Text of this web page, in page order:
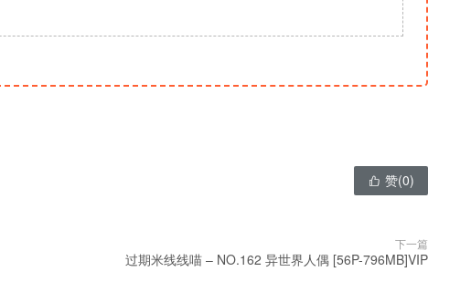
 赞(0)
下一篇
过期米线线喵 – NO.162 异世界人偶 [56P-796MB]VIP